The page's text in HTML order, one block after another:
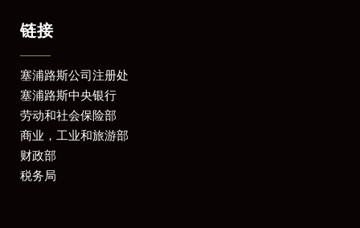
链接
塞浦路斯公司注册处
塞浦路斯中央银行
劳动和社会保险部
商业，工业和旅游部
财政部
税务局